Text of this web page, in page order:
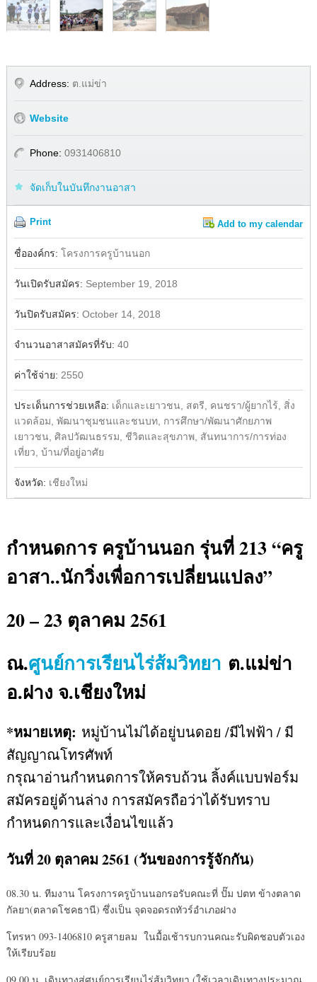
Address: ต.แม่ข่า
Website
Phone: 0931406810
จัดเก็บในบันทึกงานอาสา
Print Add to my calendar
Facebook
ชื่อองค์กร: โครงการครูบ้านนอก
วันเปิดรับสมัคร: September 19, 2018
วันปิดรับสมัคร: October 14, 2018
จำนวนอาสาสมัครที่รับ: 40
ค่าใช้จ่าย: 2550
ประเด็นการช่วยเหลือ: เด็กและเยาวชน, สตรี, คนชรา/ผู้ยากไร้, สิ่ง
แวดล้อม, พัฒนาชุมชนและชนบท, การศึกษา/พัฒนาศักยภาพ
เยาวชน, ศิลปวัฒนธรรม, ชีวิตและสุขภาพ, สันทนาการ/การท่อง
เที่ยว, บ้าน/ที่อยู่อาศัย
จังหวัด: เชียงใหม่
กำหนดการ ครูบ้านนอก รุ่นที่ 213 “ครู
อาสา..นักวิ่งเพื่อการเปลี่ยนแปลง”
20 – 23 ตุลาคม 2561
ณ.ศูนย์การเรียนไร่ส้มวิทยา ต.แม่ข่า
อ.ฝาง จ.เชียงใหม่
*หมายเหตุ: หมู่บ้านไม่ได้อยู่บนดอย /มีไฟฟ้า / มี
สัญญาณโทรศัพท์
กรุณาอ่านกำหนดการให้ครบถ้วน ลิ้งค์แบบฟอร์ม
สมัครอยู่ด้านล่าง การสมัครถือว่าได้รับทราบ
กำหนดการและเงื่อนไขแล้ว
วันที่ 20 ตุลาคม 2561 (วันของการรู้จักกัน)
08.30 น. ทีมงาน โครงการครูบ้านนอกรอรับคณะที่ ปั๊ม ปตท ข้างตลาด
กัลยา(ตลาดโชคธานี) ซึ่งเป็น จุดจอดรถทัวร์อำเภอฝาง
โทรหา 093-1406810 ครูสายลม ในมื้อเช้ารบกวนคณะรับผิดชอบตัวเอง
ให้เรียบร้อย